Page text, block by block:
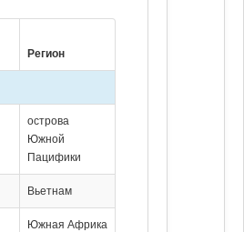
Регион
острова
Южной
Пацифики
Вьетнам
Южная Африка